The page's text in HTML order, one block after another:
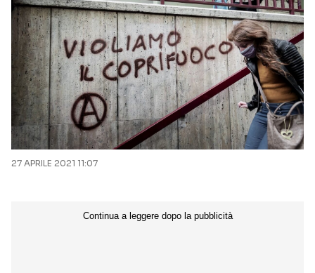
27 APRILE 2021 11:07